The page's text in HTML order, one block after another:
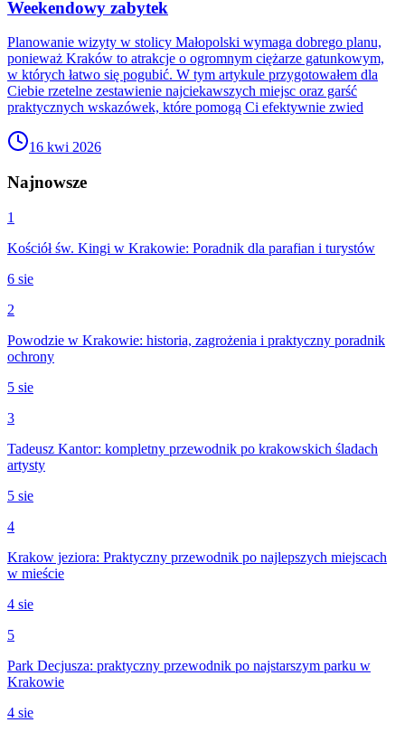
Weekendowy zabytek
Planowanie wizyty w stolicy Małopolski wymaga dobrego planu,
ponieważ Kraków to atrakcje o ogromnym ciężarze gatunkowym,
w których łatwo się pogubić. W tym artykule przygotowałem dla
Ciebie rzetelne zestawienie najciekawszych miejsc oraz garść
praktycznych wskazówek, które pomogą Ci efektywnie zwied
16 kwi 2026
Najnowsze
1
Kościół św. Kingi w Krakowie: Poradnik dla parafian i turystów
6 sie
2
Powodzie w Krakowie: historia, zagrożenia i praktyczny poradnik
ochrony
5 sie
3
Tadeusz Kantor: kompletny przewodnik po krakowskich śladach
artysty
5 sie
4
Krakow jeziora: Praktyczny przewodnik po najlepszych miejscach
w mieście
4 sie
5
Park Decjusza: praktyczny przewodnik po najstarszym parku w
Krakowie
4 sie